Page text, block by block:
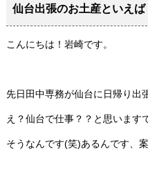
仙台出張のお土産といえば
こんにちは！岩崎です。
先日田中専務が仙台に日帰り出
え？仙台で仕事？？と思います
そうなんです(笑)あるんです、案